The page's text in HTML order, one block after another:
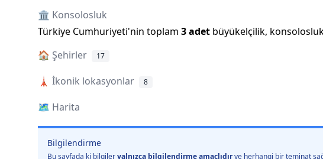
🏛️ Konsolosluk
Türkiye Cumhuriyeti'nin toplam 3adet büyükelçilik,
🏠 Şehirler 17
🗼 İkonik lokasyonlar 8
🗺️ Harita
Bilgilendirme
Bu sayfada ki bilgileryalnızca bilgilendirme amaçlıdırve herhangi bir teminat